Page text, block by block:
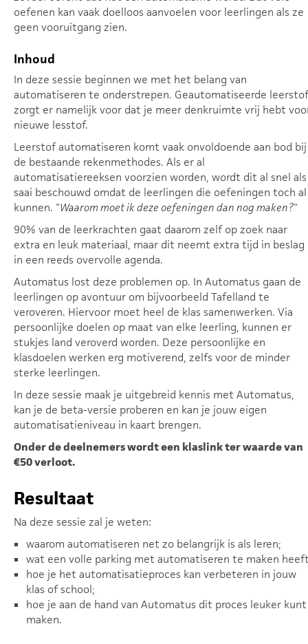
oefenen kan vaak doelloos aanvoelen voor leerlingen als ze
geen vooruitgang zien.
Inhoud
In deze sessie beginnen we met het belang van
automatiseren te onderstrepen. Geautomatiseerde leerstof
zorgt er namelijk voor dat je meer denkruimte vrij hebt
nieuwe lesstof.
Leerstof automatiseren komt vaak onvoldoende aan bod bij
de bestaande rekenmethodes. Als er al
automatisatiereeksen voorzien worden, wordt dit al snel als
saai beschouwd omdat de leerlingen die oefeningen toch al
kunnen. "Waarom moet ik deze oefeningen dan nog maken?"
90% van de leerkrachten gaat daarom zelf op zoek naar
extra en leuk materiaal, maar dit neemt extra tijd in beslag
in een reeds overvolle agenda.
Automatus lost deze problemen op. In Automatus gaan de
leerlingen op avontuur om bijvoorbeeld Tafelland te
veroveren. Hiervoor moet heel de klas samenwerken. Via
persoonlijke doelen op maat van elke leerling, kunnen er
stukjes land veroverd worden. Deze persoonlijke en
klasdoelen werken erg motiverend, zelfs voor de minder
sterke leerlingen.
In deze sessie maak je uitgebreid kennis met Automatus,
kan je de beta-versie proberen en kan je jouw eigen
automatisatieniveau in kaart brengen.
Onder de deelnemers wordt een klaslink ter waarde van
€50 verloot.
Resultaat
Na deze sessie zal je weten:
waarom automatiseren net zo belangrijk is als leren;
wat een volle parking met automatiseren te maken
hoe je het automatisatieproces kan verbeteren in jouw
klas of school;
hoe je aan de hand van Automatus dit proces leuker kunt
maken.